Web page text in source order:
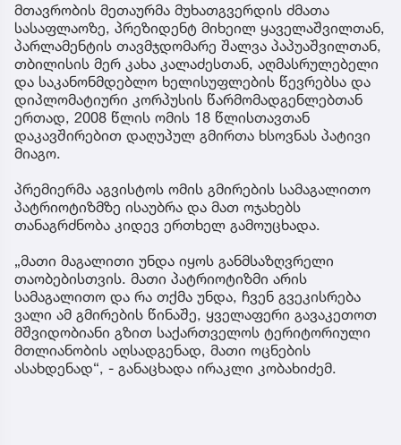
მთავრობის მეთაურმა მუხათგვერდის ძმათა
სასაფლაოზე, პრეზიდენტ მიხეილ ყაველაშვილთან,
პარლამენტის თავმჯდომარე შალვა პაპუაშვილთან,
თბილისის მერ კახა კალაძესთან, აღმასრულებელი
და საკანონმდებლო ხელისუფლების წევრებსა და
დიპლომატიური კორპუსის წარმომადგენლებთან
ერთად, 2008 წლის ომის 18 წლისთავთან
დაკავშირებით დაღუპულ გმირთა ხსოვნას პატივი
მიაგო.
პრემიერმა აგვისტოს ომის გმირების სამაგალითო
პატრიოტიზმზე ისაუბრა და მათ ოჯახებს
თანაგრძნობა კიდევ ერთხელ გამოუცხადა.
„მათი მაგალითი უნდა იყოს განმსაზღვრელი
თაობებისთვის. მათი პატრიოტიზმი არის
სამაგალითო და რა თქმა უნდა, ჩვენ გვეკისრება
ვალი ამ გმირების წინაშე, ყველაფერი გავაკეთოთ
მშვიდობიანი გზით საქართველოს ტერიტორიული
მთლიანობის აღსადგენად, მათი ოცნების
ასახდენად“, - განაცხადა ირაკლი კობახიძემ.